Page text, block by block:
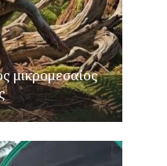
μικρομεσαίος